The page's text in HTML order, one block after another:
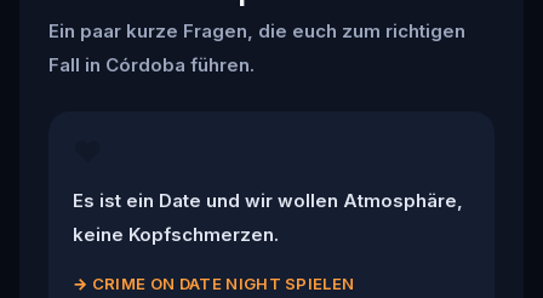
Ein paar kurze Fragen, die euch zum richtigen
Fall in Córdoba führen.
Es ist ein Date und wir wollen Atmosphäre,
keine Kopfschmerzen.
→ CRIME ON DATE NIGHT SPIELEN